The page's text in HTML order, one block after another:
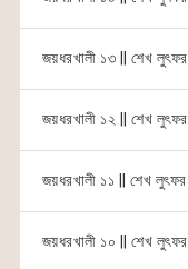
জয়ধরখালী ১৩ || শেখ লুৎফর
জয়ধরখালী ১২ || শেখ লুৎফর
জয়ধরখালী ১১ || শেখ লুৎফর
জয়ধরখালী ১০ || শেখ লুৎফর